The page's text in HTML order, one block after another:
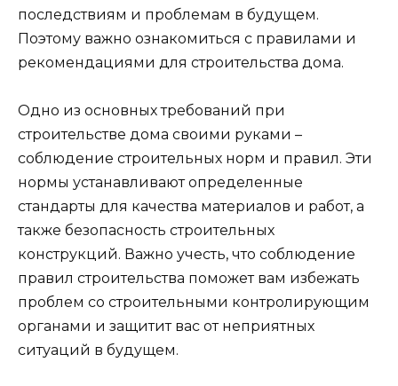
последствиям и проблемам в будущем.
Поэтому важно ознакомиться с правилами и
рекомендациями для строительства дома.
Одно из основных требований при
строительстве дома своими руками –
соблюдение строительных норм и правил. Эти
нормы устанавливают определенные
стандарты для качества материалов и работ, а
также безопасность строительных
конструкций. Важно учесть, что соблюдение
правил строительства поможет вам избежать
проблем со строительными контролирующим
органами и защитит вас от неприятных
ситуаций в будущем.